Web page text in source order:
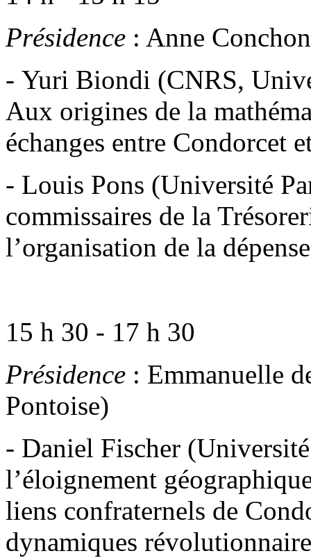
Présidence : Anne
- Yuri Biondi (CNRS,
Aux origines de la
échanges entre Condorcet
- Louis Pons (Université
commissaires de la
l’organisation de la
15 h 30 - 17 h 30
Présidence : Emmanuelle
Pontoise)
- Daniel Fischer
l’éloignement
liens confraternels de
dynamiques